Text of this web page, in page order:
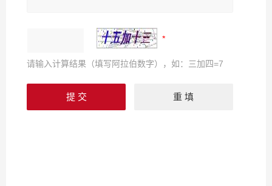
请输入计算结果（填写阿拉伯数字），如：三加四=7